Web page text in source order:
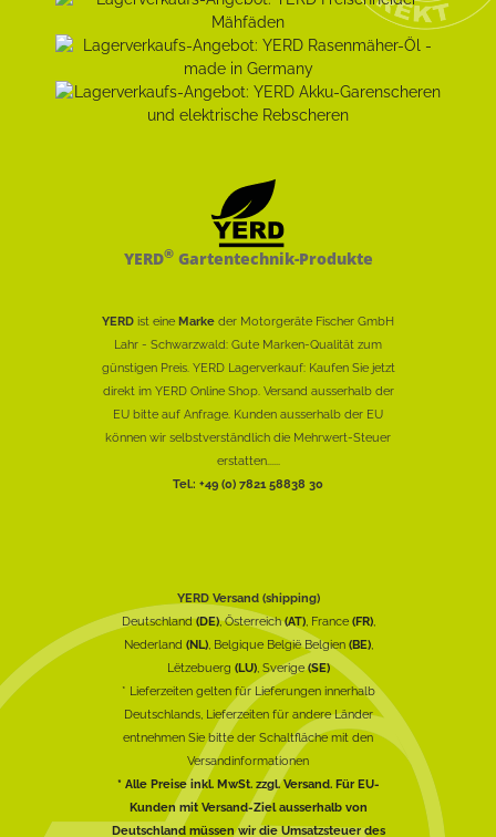
YERD®Gartentechnik-Produkte
YERD ist eine Marke der Motorgeräte Fischer GmbH
Lahr - Schwarzwald: Gute Marken-Qualität zum
günstigen Preis. YERD Lagerverkauf: Kaufen Sie jetzt
direkt im YERD Online Shop. Versand ausserhalb der
EU bitte auf Anfrage. Kunden ausserhalb der EU
können wir selbstverständlich die Mehrwert-Steuer
erstatten......
Tel.: +49 (0) 7821 58838 30
YERD Versand (shipping)
Deutschland(DE), Österreich(AT), France (FR),
Nederland (NL), Belgique België Belgien (BE),
Lëtzebuerg (LU), Sverige(SE)
* Lieferzeiten gelten für Lieferungen innerhalb
Deutschlands, Lieferzeiten für andere Länder
entnehmen Sie bitte der Schaltfläche mit den
Versandinformationen
* Alle Preise inkl. MwSt. zzgl. Versand. Für EU-
Kunden mit Versand-Ziel ausserhalb von
Deutschland müssen wir die Umsatzsteuer des